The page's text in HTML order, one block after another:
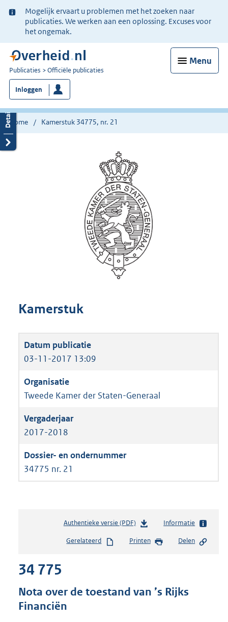
Ter
informatie:
Mogelijk ervaart u problemen met het zoeken naar
publicaties. We werken aan een oplossing. Excuses voor
het ongemak.
Menu
U
bent
nu
hier:
Publicaties Officiële publicaties
Inloggen
Home Kamerstuk 34775, nr. 21
Kamerstuk
03-11-2017 13:09
Tweede Kamer der Staten-Generaal
2017-2018
34775 nr. 21
Authentieke versie (PDF)b
s
s
Informatie
Gerelateerd Printen Delen
34 775
Nota over de toestand van ’s Rijks
Financiën